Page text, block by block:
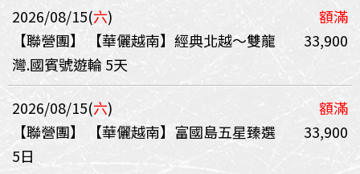
2026/08/15(六)
額滿
【聯營團】
【華儷越南】經典北越～雙龍
灣.國賓號遊輪 5天
33,900
2026/08/15(六)
額滿
【聯營團】
【華儷越南】富國島五星臻選
5日
33,900